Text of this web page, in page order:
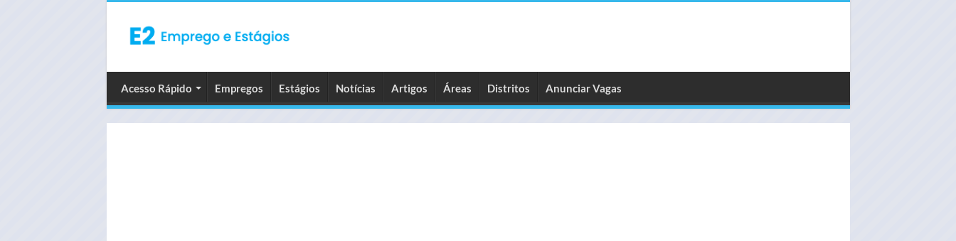
Acesso Rápido Empregos Estágios Notícias Artigos Áreas Distritos Anunciar Vagas